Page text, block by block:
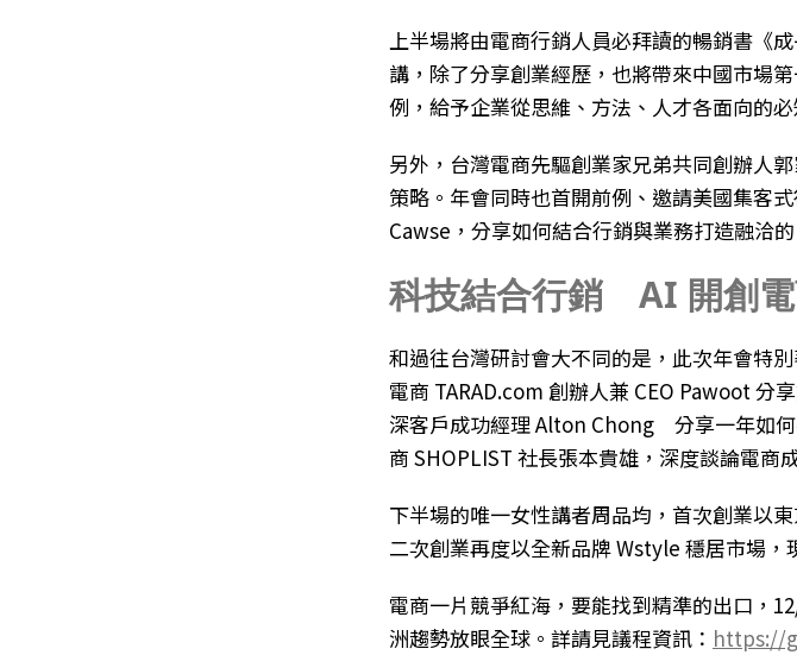
上半場將由電商行銷人員必拜讀的暢銷書《
講，除了分享創業經歷，也將帶來中國市場
例，給予企業從思維、方法、人才各面向的必
另外，台灣電商先驅創業家兄弟共同創辦人
策略。年會同時也首開前例、邀請美國集客
Cawse，分享如何結合行銷與業務打造融洽
科技結合行銷 AI 開創
和過往台灣研討會大不同的是，此次年會特
電商 TARAD.com 創辦人兼 CEO Pawoot 分
深客戶成功經理 Alton Chong 分享一年如
商 SHOPLIST 社長張本貴雄，深度談論電商
下半場的唯一女性講者周品均，首次創業以
二次創業再度以全新品牌 Wstyle 穩居市場，
電商一片競爭紅海，要能找到精準的出口，
洲趨勢放眼全球。詳請見議程資訊： https://